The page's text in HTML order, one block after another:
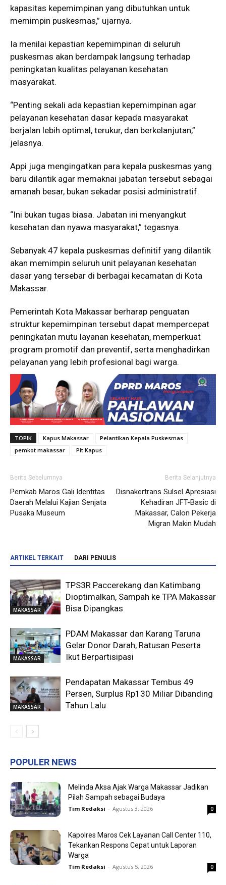
kapasitas kepemimpinan yang dibutuhkan untuk
memimpin puskesmas,” ujarnya.
Ia menilai kepastian kepemimpinan di seluruh
puskesmas akan berdampak langsung terhadap
peningkatan kualitas pelayanan kesehatan
masyarakat.
“Penting sekali ada kepastian kepemimpinan agar
pelayanan kesehatan dasar kepada masyarakat
berjalan lebih optimal, terukur, dan berkelanjutan,”
jelasnya.
Appi juga mengingatkan para kepala puskesmas yang
baru dilantik agar memaknai jabatan tersebut sebagai
amanah besar, bukan sekadar posisi administratif.
“Ini bukan tugas biasa. Jabatan ini menyangkut
kesehatan dan nyawa masyarakat,” tegasnya.
Sebanyak 47 kepala puskesmas definitif yang dilantik
akan memimpin seluruh unit pelayanan kesehatan
dasar yang tersebar di berbagai kecamatan di Kota
Makassar.
Pemerintah Kota Makassar berharap penguatan
struktur kepemimpinan tersebut dapat mempercepat
peningkatan mutu layanan kesehatan, memperkuat
program promotif dan preventif, serta menghadirkan
pelayanan yang lebih profesional bagi warga.
TOPIK Kapus Makassar
Pelantikan Kepala Puskesmas
pemkot makassar
Plt Kapus
Berita Sebelumnya
Pemkab Maros Gali Identitas
Daerah Melalui Kajian Senjata
Pusaka Museum
Berita Selanjutnya
Disnakertrans Sulsel Apresiasi
Kehadiran JFT-Basic di
Makassar, Calon Pekerja
Migran Makin Mudah
ARTIKEL TERKAIT DARI PENULIS
MAKASSAR
TPS3R Paccerekang dan Katimbang
Dioptimalkan, Sampah ke TPA Makassar
Bisa Dipangkas
MAKASSAR
PDAM Makassar dan Karang Taruna
Gelar Donor Darah, Ratusan Peserta
Ikut Berpartisipasi
MAKASSAR
Pendapatan Makassar Tembus 49
Persen, Surplus Rp130 Miliar Dibanding
Tahun Lalu
POPULER NEWS
Melinda Aksa Ajak Warga Makassar Jadikan
Pilah Sampah sebagai Budaya
Tim Redaksi - Agustus 3, 2026 0
Kapolres Maros Cek Layanan Call Center 110,
Tekankan Respons Cepat untuk Laporan
Warga
Tim Redaksi - Agustus 5, 2026 0